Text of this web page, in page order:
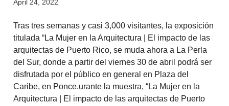
April 24, 2022
Tras tres semanas y casi 3,000 visitantes, la exposición
titulada “La Mujer en la Arquitectura | El impacto de las
arquitectas de Puerto Rico, se muda ahora a La Perla
del Sur, donde a partir del viernes 30 de abril podrá ser
disfrutada por el público en general en Plaza del
Caribe, en Ponce.urante la muestra, “La Mujer en la
Arquitectura | El impacto de las arquitectas de Puerto